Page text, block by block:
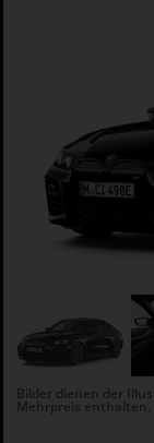
Bilder dienen der
Mehrpreis enthalten.